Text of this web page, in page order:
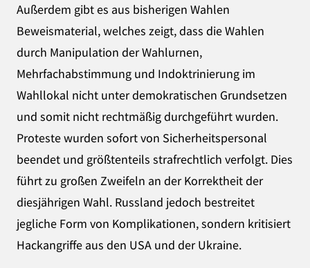
Außerdem gibt es aus bisherigen Wahlen
Beweismaterial, welches zeigt, dass die Wahlen
durch Manipulation der Wahlurnen,
Mehrfachabstimmung und Indoktrinierung im
Wahllokal nicht unter demokratischen Grundsetzen
und somit nicht rechtmäßig durchgeführt wurden.
Proteste wurden sofort von Sicherheitspersonal
beendet und größtenteils strafrechtlich verfolgt. Dies
führt zu großen Zweifeln an der Korrektheit der
diesjährigen Wahl. Russland jedoch bestreitet
jegliche Form von Komplikationen, sondern kritisiert
Hackangriffe aus den USA und der Ukraine.